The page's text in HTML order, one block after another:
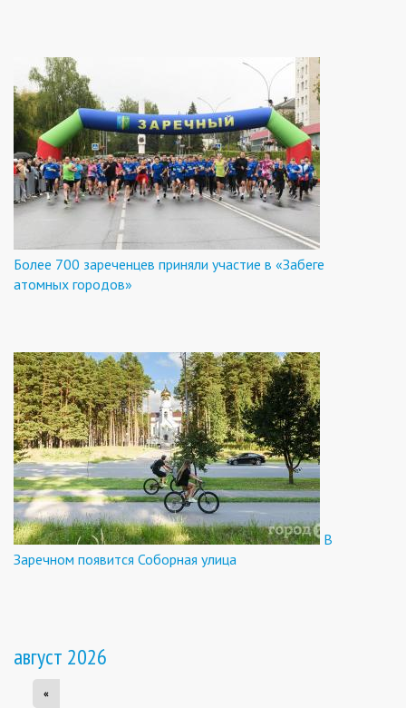
Более 700 зареченцев приняли участие в «Забеге
атомных городов»
В
Заречном появится Соборная улица
август 2026
«